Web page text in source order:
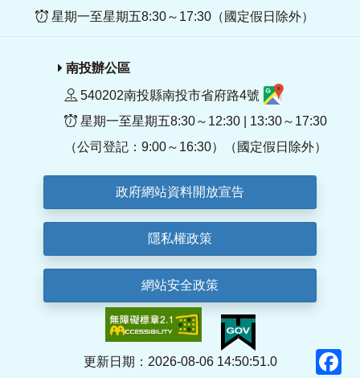
星期一至星期五8:30～17:30（國定假日除外）
南投辦公區
540202南投縣南投市省府路4號
星期一至星期五8:30～12:30 | 13:30～17:30
（公司登記：9:00～16:30）（國定假日除外）
政府網站資料開放宣告
隱私權政策
網站安全政策
更新日期：2026-08-06 14:50:51.0